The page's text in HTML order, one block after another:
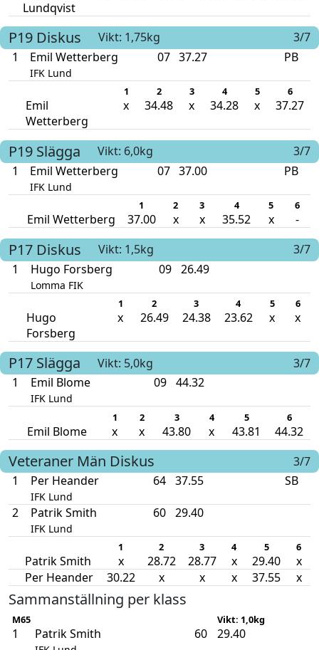
Lundqvist
P19 Diskus Vikt: 1,75kg
3/7
1
Emil Wetterberg
IFK Lund
07 37.27 PB
1 2 3 4 5 6
Emil
Wetterberg
x 34.48 x 34.28 x 37.27
P19 Slägga Vikt: 6,0kg
3/7
1
Emil Wetterberg
IFK Lund
07 37.00 PB
1 2 3 4 5 6
Emil Wetterberg 37.00 x x 35.52 x -
P17 Diskus Vikt: 1,5kg
3/7
1
Hugo Forsberg
Lomma FIK
09 26.49
1 2 3 4 5 6
Hugo
Forsberg
x 26.49 24.38 23.62 x x
P17 Slägga Vikt: 5,0kg
3/7
1
Emil Blome
IFK Lund
09 44.32
1 2 3 4 5 6
Emil Blome x x 43.80 x 43.81 44.32
Veteraner Män Diskus
3/7
1
Per Heander
IFK Lund
64 37.55 SB
2 Patrik Smith
IFK Lund
60 29.40
1 2 3 4 5 6
Patrik Smith x 28.72 28.77 x 29.40
x
Per Heander
30.22 x x x 37.55 x
Sammanställning per klass
M65 Vikt: 1,0kg
1 Patrik Smith 60 29.40